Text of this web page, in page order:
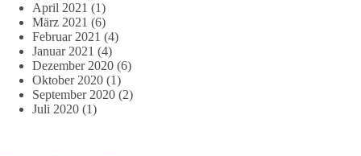
April 2021 (1)
März 2021 (6)
Februar 2021 (4)
Januar 2021 (4)
Dezember 2020 (6)
Oktober 2020 (1)
September 2020 (2)
Juli 2020 (1)